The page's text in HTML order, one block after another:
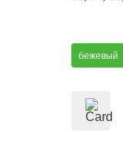
бежевый